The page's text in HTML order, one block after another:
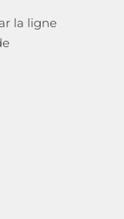
la ligne